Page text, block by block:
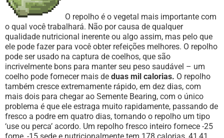
O repolho é o vegetal mais importante com
o qual você trabalhará. Não por causa de qualquer
qualidade nutricional inerente ou algo assim, mas pelo que
ele pode fazer para você obter refeições melhores. O repolho
pode ser usado na captura de coelhos, que são
incrivelmente bons para manter seu peso saudável – um
coelho pode fornecer mais de duas mil calorias. O repolho
também cresce extremamente rápido, em dez dias, com
mais dois para chegar ao Semente Bearing, com o único
problema é que ele estraga muito rapidamente, passando de
fresco a podre em quatro dias, tornando o repolho um tipo
‘use ou perca’ acordo. Um repolho fresco inteiro fornece -25